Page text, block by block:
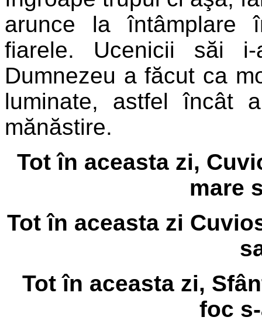
arunce la întâmplare
fiarele. Ucenicii săi i-
Dumnezeu a făcut ca
luminate, astfel încât
mănăstire.
Tot în aceasta zi,
mare
Tot în aceasta zi
Tot în aceasta zi,
foc